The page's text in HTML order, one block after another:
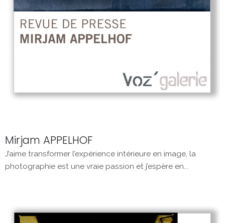
Mirjam APPELHOF
J’aime transformer l’expérience intérieure en image, la
photographie est une vraie passion et j’espère en...